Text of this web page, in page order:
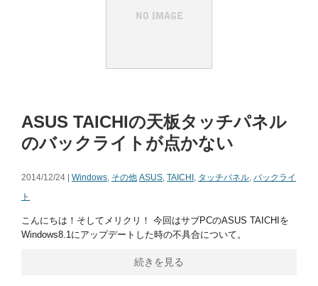
ASUS TAICHIの天板タッチパネル
のバックライトが点かない
2014/12/24 | Windows, その他 ASUS, TAICHI , タッチパネル, バックライ
ト
こんにちは！そしてメリクリ！ 今回はサブPCのASUS TAICHIを
Windows8.1にアップデートした時の不具合について。
続きを見る